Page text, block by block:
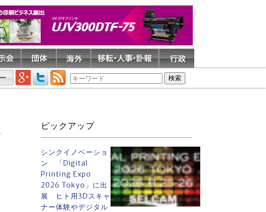
ピックアップ
シンクイノベーショ
ン 「Digital
Printing Expo
2026 Tokyo」に出
展 ヒト用3Dスキャ
ナー体験やデジタル